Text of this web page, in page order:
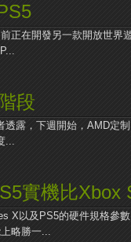
正在開發另一款開放世界
段
露，下週開始，AMD定
...
實機比Xbox
X以及PS5的硬件規格參
略勝一...